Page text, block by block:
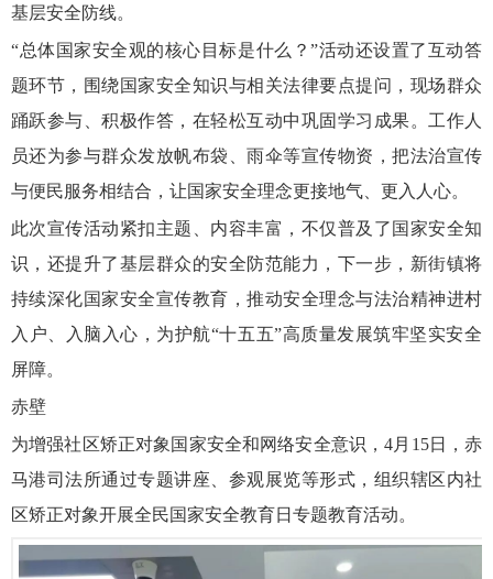
基层安全防线。
“总体国家安全观的核心目标是什么？”活动还设置了互动答
题环节，围绕国家安全知识与相关法律要点提问，现场群众
踊跃参与、积极作答，在轻松互动中巩固学习成果。工作人
员还为参与群众发放帆布袋、雨伞等宣传物资，把法治宣传
与便民服务相结合，让国家安全理念更接地气、更入人心。
此次宣传活动紧扣主题、内容丰富，不仅普及了国家安全知
识，还提升了基层群众的安全防范能力，下一步，新街镇将
持续深化国家安全宣传教育，推动安全理念与法治精神进村
入户、入脑入心，为护航“十五五”高质量发展筑牢坚实安全
屏障。
赤壁
为增强社区矫正对象国家安全和网络安全意识，4月15日，赤
马港司法所通过专题讲座、参观展览等形式，组织辖区内社
区矫正对象开展全民国家安全教育日专题教育活动。